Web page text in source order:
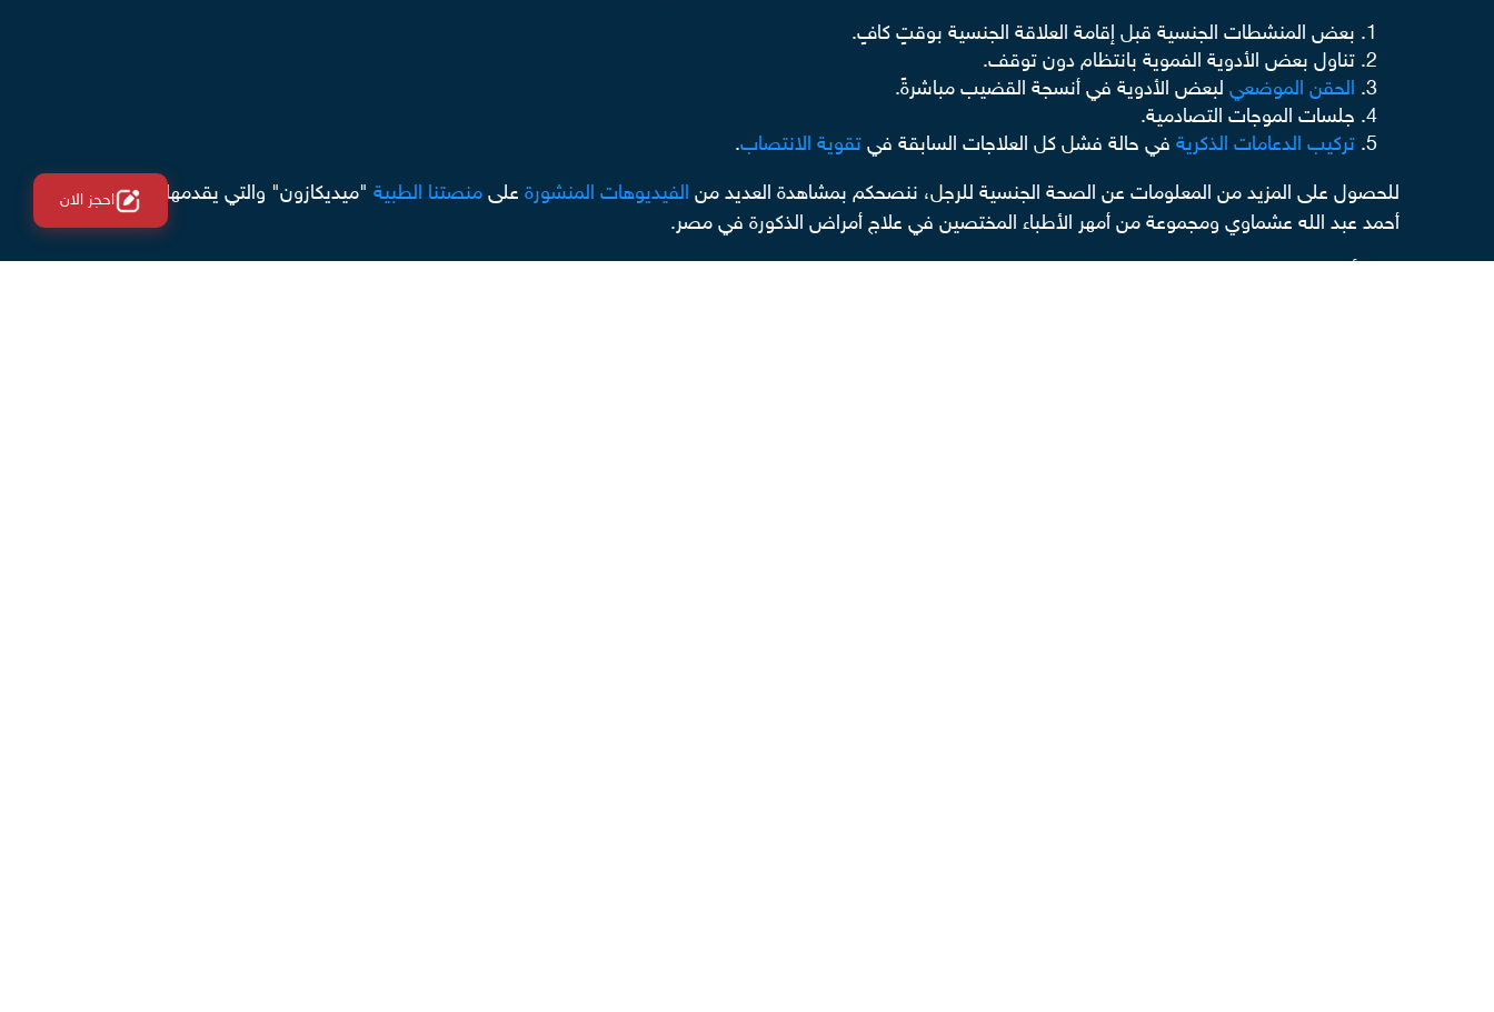
بعض المنشطات الجنسية قبل إقامة العلاقة الجنسية بوقتٍ كافٍ.
تناول بعض الأدوية الفموية بانتظام دون توقف.
الحقن الموضعيلبعض الأدوية في أنسجة القضيب مباشرةً.
جلسات الموجات التصادمية.
تركيب الدعامات الذكريةفي حالة فشل كل العلاجات السابقة في تقوية الانتصاب.
للحصول على المزيد من المعلومات عن الصحة الجنسية للرجل، ننصحكم بمشاهدة العديد من الفيديوهات المنشورةعلى منصتنا الطبية"ميديكازون" والتي يقدمها الدكتور
أحمد عبد الله عشماوي ومجموعة من أمهر الأطباء المختصين في علاج أمراض الذكورة في مصر.
احجز الان